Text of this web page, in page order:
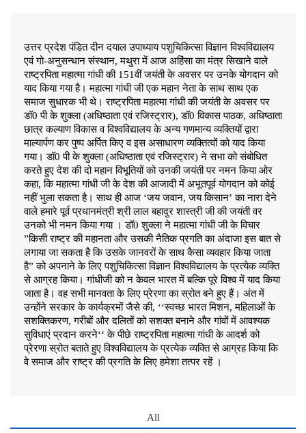
उत्तर प्रदेश पंडित दीन दयाल उपाध्याय पशुचिकित्सा विज्ञान विश्वविद्यालय
एवं गो-अनुसन्धान संस्थान, मथुरा में आज अहिंसा का मंत्र सिखाने वाले
राष्ट्रपिता महात्मा गांधी की 151वीं जयंती के अवसर पर उनके योगदान को
याद किया गया है। महात्मा गांधी जी एक महान नेता के साथ साथ एक
समाज सुधारक भी थे। राष्ट्रपिता महात्मा गांधी की जयंती के अवसर पर
डॉ0 पी के शुक्ला (अधिष्ठाता एवं रजिस्ट्रार), डॉ0 विकास पाठक, अधिष्ठाता
छात्र कल्याण विकास व विश्वविद्यालय के अन्य गणमान्य व्यक्तियों द्वारा
माल्यार्पण कर पुष्प अर्पित किए व इस असाधारण व्यक्तित्वों को याद किया
गया। डॉ0 पी के शुक्ला (अधिष्ठाता एवं रजिस्ट्रार) ने सभा को संबोधित
करते हुए देश की दो महान विभूतियों को उनकी जयंती पर नमन किया ओर
कहा, कि महात्मा गांधी जी के देश की आजादी में अभूतपूर्व योगदान को कोई
नहीं भुला सकता है। साथ ही आज ‘जय जवान, जय किसान’ का नारा देने
वाले हमारे पूर्व प्रधानमंत्री श्री लाल बहादुर शास्त्री जी की जयंती वर
उनको भी नमन किया गया । डॉ0 शुक्ला ने महात्मा गांधी जी के विचार
”किसी राष्ट्र की महानता और उसकी नैतिक प्रगति का अंदाजा इस बात से
लगाया जा सकता है कि उसके जानवरों के साथ कैसा व्यवहार किया जाता
है” को अपनाने के लिए पशुचिकित्सा विज्ञान विश्वविद्यालय के प्रत्येक व्यक्ति
से आग्रह किया। गांधीजी को न केवल भारत में बल्कि पूरे विश्व में याद किया
जाता है। वह सभी मानवता के लिए प्रेरणा का स्रोत बने हुए हैं। अंत में
उन्होंने सरकार के कार्यक्रमों जैसे की, ‘‘स्वच्छ भारत मिशन, महिलाओं के
सशक्तिकरण, गरीबों और दलितों को सशक्त बनाने और गांवों में आवश्यक
सुविधाएं प्रदान करने‘‘ के पीछे राष्ट्रपिता महात्मा गांधी के आदर्श को
प्रेरणा स्रोत बताते हुए विश्वविद्यालय के प्रत्येक व्यक्ति से आग्रह किया कि
वे समाज और राष्ट्र की प्रगति के लिए हमेशा तत्पर रहें ।
All